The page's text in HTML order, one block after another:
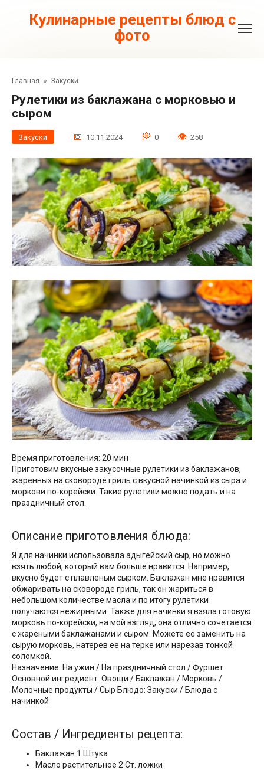
контентуКулинарные рецепты блюд с
фото
Главная » Закуски
Рулетики из баклажана с морковью и
сыром
Закуски 10.11.2024 0 258
Время приготовления: 20 мин
Приготовим вкусные закусочные рулетики из баклажанов,
жаренных на сковороде гриль с вкусной начинкой из сыра и
моркови по-корейски. Такие рулетики можно подать и на
праздничный стол.
Описание приготовления блюда:
Я для начинки использовала адыгейский сыр, но можно
взять любой, который вам больше нравится. Например,
вкусно будет с плавленым сырком. Баклажан мне нравится
обжаривать на сковороде гриль, так он жариться в
небольшом количестве масла и по итогу рулетики
получаются нежирными. Также для начинки я взяла готовую
морковь по-корейски, на мой взгляд, она отлично сочетается
с жареными баклажанами и сыром. Можете ее заменить на
сырую морковь, натерев ее на терке или нарезав тонкой
соломкой.
Назначение: На ужин / На праздничный стол / Фуршет
Основной ингредиент: Овощи / Баклажан / Морковь /
Молочные продукты / Сыр Блюдо: Закуски / Блюда с
начинкой
Состав / Ингредиенты рецепта:
Баклажан 1 Штука
Масло растительное 2 Ст. ложки